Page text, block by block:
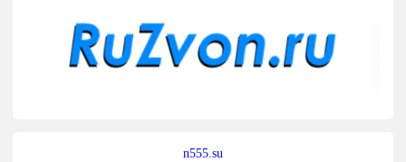
n555.su